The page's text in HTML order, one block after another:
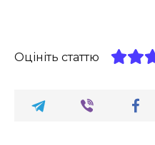
Оцініть статтю